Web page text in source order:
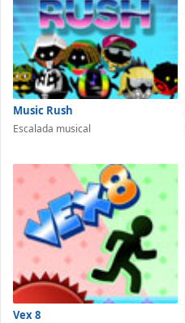
Music Rush
Escalada musical
Vex 8